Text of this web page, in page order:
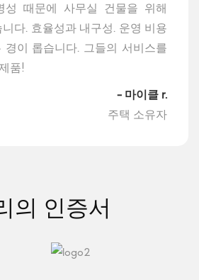
성 때문에 사무실 건물을 위해
다. 효율성과 내구성. 운영 비용
경이 롭습니다. 그들의 서비스를
품!
- 마이클 r.
주택 소유자
의 인증서